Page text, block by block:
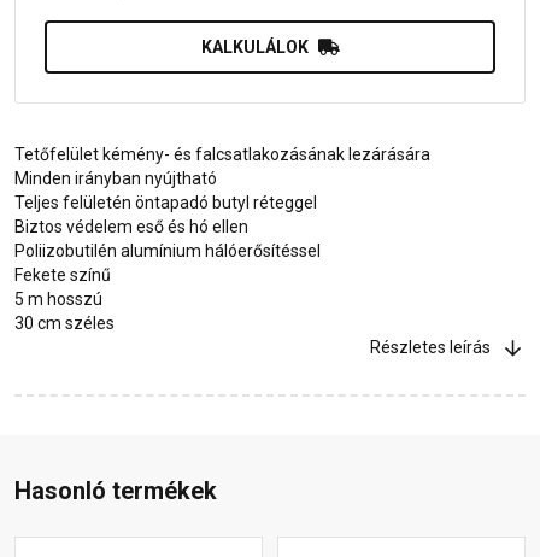
KALKULÁLOK
Tetőfelület kémény- és falcsatlakozásának lezárására
Minden irányban nyújtható
Teljes felületén öntapadó butyl réteggel
Biztos védelem eső és hó ellen
Poliizobutilén alumínium hálóerősítéssel
Fekete színű
5 m hosszú
30 cm széles
Részletes leírás
Hasonló termékek